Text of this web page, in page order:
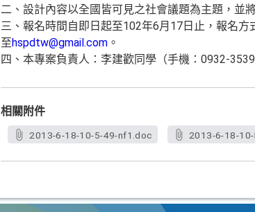
二、設計內容以全國皆可見之社會議題為主題，並
三、報名時間自即日起至102年6月17日止，報名方
至hspdtw@gmail.com 。
四、本專案負責人：李建歡同學（手機：0932-
相關附件
2013-6-18-10-5-49-nf1.doc 2013-6-18-